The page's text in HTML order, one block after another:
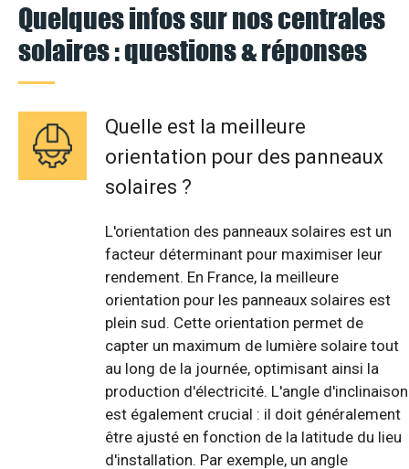
Quelques infos sur nos centrales
solaires : questions & réponses
Quelle est la meilleure
orientation pour des panneaux
solaires ?
L'orientation des panneaux solaires est un
facteur déterminant pour maximiser leur
rendement. En France, la meilleure
orientation pour les panneaux solaires est
plein sud. Cette orientation permet de
capter un maximum de lumière solaire tout
au long de la journée, optimisant ainsi la
production d'électricité. L'angle d'inclinaison
est également crucial : il doit généralement
être ajusté en fonction de la latitude du lieu
d'installation. Par exemple, un angle